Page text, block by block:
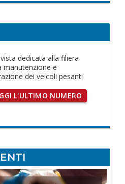
dedicata alla filiera
manutenzione e
dei veicoli pesanti
L'ULTIMO NUMERO